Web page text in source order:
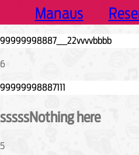
Manaus
6
sssssNothing here
5